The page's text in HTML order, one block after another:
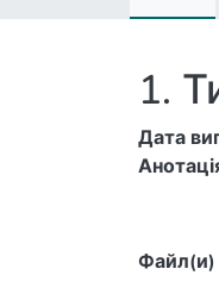
1.
Дата
Файл(и)